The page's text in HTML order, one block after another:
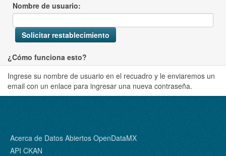
Nombre de usuario
Solicitar restablecimiento
¿Cómo funciona esto?
Ingrese su nombre de usuario en el recuadro y le enviaremos un
email con un enlace para ingresar una nueva contraseña.
Acerca de Datos Abiertos OpenDataMX
API CKAN